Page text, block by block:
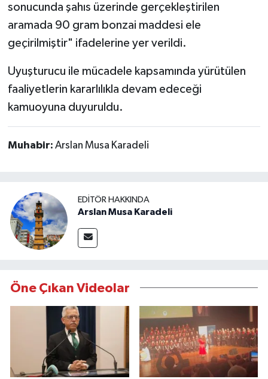
sonucunda şahıs üzerinde gerçekleştirilen
aramada 90 gram bonzai maddesi ele
geçirilmiştir" ifadelerine yer verildi.
Uyuşturucu ile mücadele kapsamında yürütülen
faaliyetlerin kararlılıkla devam edeceği
kamuoyuna duyuruldu.
Muhabir: Arslan Musa Karadeli
EDITÖR HAKKINDA
Arslan Musa Karadeli
Öne Çıkan Videolar